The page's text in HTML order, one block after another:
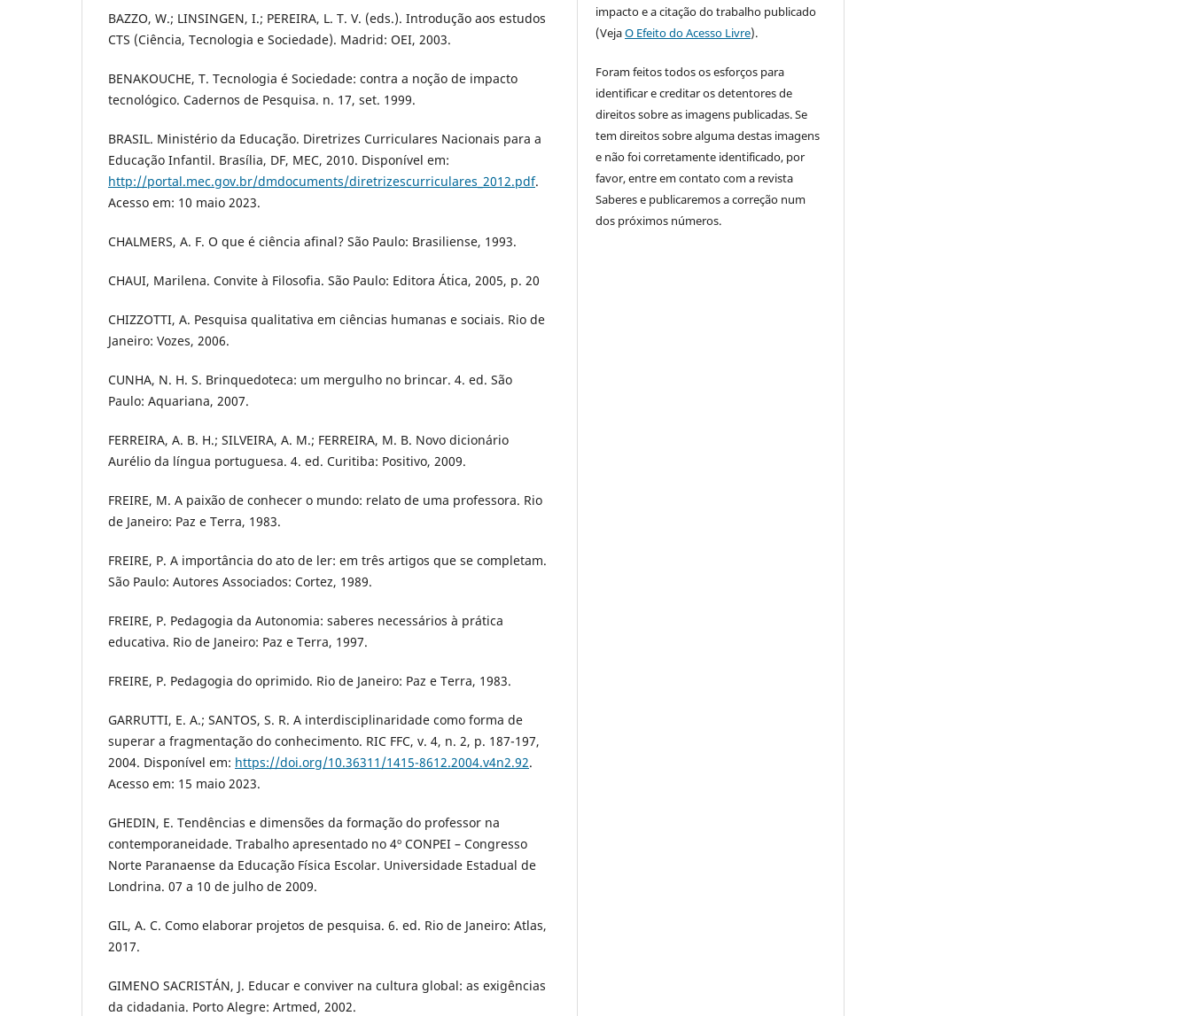
BAZZO, W.; LINSINGEN, I.; PEREIRA, L. T. V. (eds.). Introdução aos estudos
CTS (Ciência, Tecnologia e Sociedade). Madrid: OEI, 2003.
BENAKOUCHE, T. Tecnologia é Sociedade: contra a noção de impacto
tecnológico. Cadernos de Pesquisa. n. 17, set. 1999.
BRASIL. Ministério da Educação. Diretrizes Curriculares Nacionais para a
Educação Infantil. Brasília, DF, MEC, 2010. Disponível em:
http://portal.mec.gov.br/dmdocuments/diretrizescurriculares_2012.pdf.
Acesso em: 10 maio 2023.
CHALMERS, A. F. O que é ciência afinal? São Paulo: Brasiliense, 1993.
CHAUI, Marilena. Convite à Filosofia. São Paulo: Editora Ática, 2005, p. 20
CHIZZOTTI, A. Pesquisa qualitativa em ciências humanas e sociais. Rio de
Janeiro: Vozes, 2006.
CUNHA, N. H. S. Brinquedoteca: um mergulho no brincar. 4. ed. São
Paulo: Aquariana, 2007.
FERREIRA, A. B. H.; SILVEIRA, A. M.; FERREIRA, M. B. Novo dicionário
Aurélio da língua portuguesa. 4. ed. Curitiba: Positivo, 2009.
FREIRE, M. A paixão de conhecer o mundo: relato de uma professora. Rio
de Janeiro: Paz e Terra, 1983.
FREIRE, P. A importância do ato de ler: em três artigos que se completam.
São Paulo: Autores Associados: Cortez, 1989.
FREIRE, P. Pedagogia da Autonomia: saberes necessários à prática
educativa. Rio de Janeiro: Paz e Terra, 1997.
FREIRE, P. Pedagogia do oprimido. Rio de Janeiro: Paz e Terra, 1983.
GARRUTTI, E. A.; SANTOS, S. R. A interdisciplinaridade como forma de
superar a fragmentação do conhecimento. RIC FFC, v. 4, n. 2, p. 187-197,
2004. Disponível em: https://doi.org/10.36311/1415-8612.2004.v4n2.92.
Acesso em: 15 maio 2023.
GHEDIN, E. Tendências e dimensões da formação do professor na
contemporaneidade. Trabalho apresentado no 4º CONPEI – Congresso
Norte Paranaense da Educação Física Escolar. Universidade Estadual de
Londrina. 07 a 10 de julho de 2009.
GIL, A. C. Como elaborar projetos de pesquisa. 6. ed. Rio de Janeiro: Atlas,
2017.
GIMENO SACRISTÁN, J. Educar e conviver na cultura global: as exigências
da cidadania. Porto Alegre: Artmed, 2002.
impacto e a citação do trabalho publicado
(VejaO Efeito do Acesso Livre).
Foram feitos todos os esforços para
identificar e creditar os detentores de
direitos sobre as imagens publicadas. Se
tem direitos sobre alguma destas imagens
e não foi corretamente identificado, por
favor, entre em contato com a revista
Saberes e publicaremos a correção num
dos próximos números.